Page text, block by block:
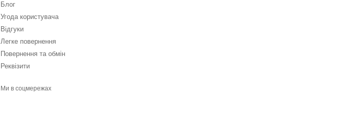
Блог
Угода користувача
Відгуки
Легке повернення
Повернення та обмін
Реквізити
Ми в соцмережах